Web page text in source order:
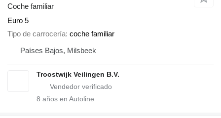
Coche familiar
Euro 5
Tipo de carrocería coche familiar
Países Bajos, Milsbeek
Troostwijk Veilingen B.V.
8 años en Autoline